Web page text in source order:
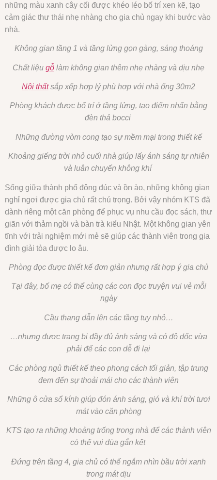
những màu xanh cây cối được khéo léo bố trí xen kẽ, tạo
cảm giác thư thái nhẹ nhàng cho gia chủ ngay khi bước vào
nhà.
Không gian tầng 1 và tầng lửng gọn gàng, sáng thoáng
Chất liệu gỗ làm không gian thêm nhẹ nhàng và dịu nhẹ
Nội thấtsắp xếp hợp lý phù hợp với nhà ống 30m2
Phòng khách được bố trí ở tầng lửng, tạo điểm nhấn bằng
đèn thả bocci
Những đường vòm cong tạo sự mềm mại trong thiết kế
Khoảng giếng trời nhỏ cuối nhà giúp lấy ánh sáng tự nhiên
và luân chuyển không khí
Sống giữa thành phố đông đúc và ồn ào, những không gian
nghỉ ngơi được gia chủ rất chú trọng. Bởi vậy nhóm KTS đã
dành riêng một căn phòng để phục vụ nhu cầu đọc sách, thư
giãn với thảm ngồi và bàn trà kiểu Nhật. Một không gian yên
tĩnh với trải nghiệm mới mẻ sẽ giúp các thành viên trong gia
đình giải tỏa được lo âu.
Phòng đọc được thiết kế đơn giản nhưng rất hợp ý gia chủ
Tại đây, bố mẹ có thể cùng các con đọc truyện vui vẻ mỗi
ngày
Cầu thang dẫn lên các tầng tuy nhỏ…
…nhưng được trang bị đầy đủ ánh sáng và có độ dốc vừa
phải để các con dễ đi lại
Các phòng ngủ thiết kế theo phong cách tối giản, tập trung
đem đến sự thoải mái cho các thành viên
Những ô cửa sổ kính giúp đón ánh sáng, gió và khí trời tươi
mát vào căn phòng
KTS tạo ra những khoảng trống trong nhà để các thành viên
có thể vui đùa gắn kết
Đứng trên tầng 4, gia chủ có thể ngắm nhìn bầu trời xanh
trong mát dịu